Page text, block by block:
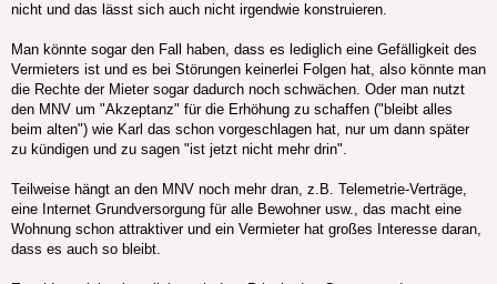
nicht und das lässt sich auch nicht irgendwie konstruieren.
Man könnte sogar den Fall haben, dass es lediglich eine Gefälligkeit des
Vermieters ist und es bei Störungen keinerlei Folgen hat, also könnte man
die Rechte der Mieter sogar dadurch noch schwächen. Oder man nutzt
den MNV um "Akzeptanz" für die Erhöhung zu schaffen ("bleibt alles
beim alten") wie Karl das schon vorgeschlagen hat, nur um dann später
zu kündigen und zu sagen "ist jetzt nicht mehr drin".
Teilweise hängt an den MNV noch mehr dran, z.B. Telemetrie-Verträge,
eine Internet Grundversorgung für alle Bewohner usw., das macht eine
Wohnung schon attraktiver und ein Vermieter hat großes Interesse daran,
dass es auch so bleibt.